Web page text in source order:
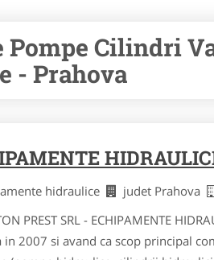
Cilindri
- Prahova
hidraulice judet Prahova
PREST SRL - ECHIPAMENTE
2007 si avand ca scop principal